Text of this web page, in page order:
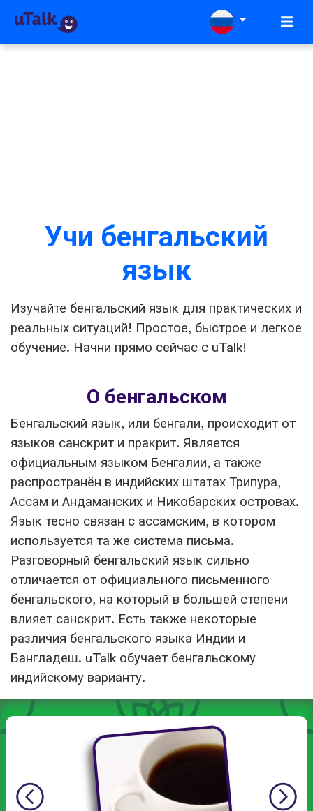
Учи бенгальский
язык
Изучайте бенгальский язык для практических и
реальных ситуаций! Простое, быстрое и легкое
обучение. Начни прямо сейчас с uTalk!
О бенгальском
Бенгальский язык, или бенгали, происходит от
языков санскрит и пракрит. Является
официальным языком Бенгалии, а также
распространён в индийских штатах Трипура,
Ассам и Андаманских и Никобарских островах.
Язык тесно связан с ассамским, в котором
используется та же система письма.
Разговорный бенгальский язык сильно
отличается от официального письменного
бенгальского, на который в большей степени
влияет санскрит. Есть также некоторые
различия бенгальского языка Индии и
Бангладеш. uTalk обучает бенгальскому
индийскому варианту.